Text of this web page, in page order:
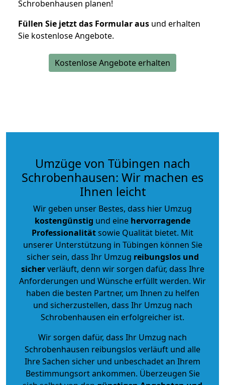
Schrobenhausen planen!
Füllen Sie jetzt das Formular aus und erhalten
Sie kostenlose Angebote.
Kostenlose Angebote erhalten
Umzüge von Tübingen nach
Schrobenhausen: Wir machen es
Ihnen leicht
Wir geben unser Bestes, dass hier Umzug
kostengünstig und eine hervorragende
Professionalitätsowie Qualität bietet. Mit
unserer Unterstützung in Tübingen können Sie
sicher sein, dass Ihr Umzug reibungslos und
sicherverläuft, denn wir sorgen dafür, dass Ihre
Anforderungen und Wünsche erfüllt werden. Wir
haben die besten Partner, um Ihnen zu helfen
und sicherzustellen, dass Ihr Umzug nach
Schrobenhausen ein erfolgreicher ist.
Wir sorgen dafür, dass Ihr Umzug nach
Schrobenhausen reibungslos verläuft und alle
Ihre Sachen sicher und unbeschadet an Ihrem
Bestimmungsort ankommen. Überzeugen Sie